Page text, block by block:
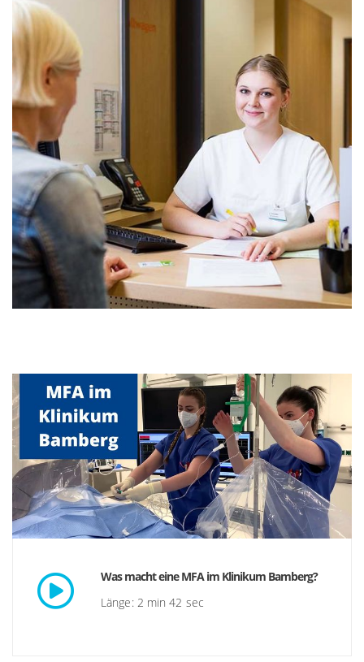
Was macht eine MFA im Klinikum Bamberg?
Länge: 2 min 42 sec